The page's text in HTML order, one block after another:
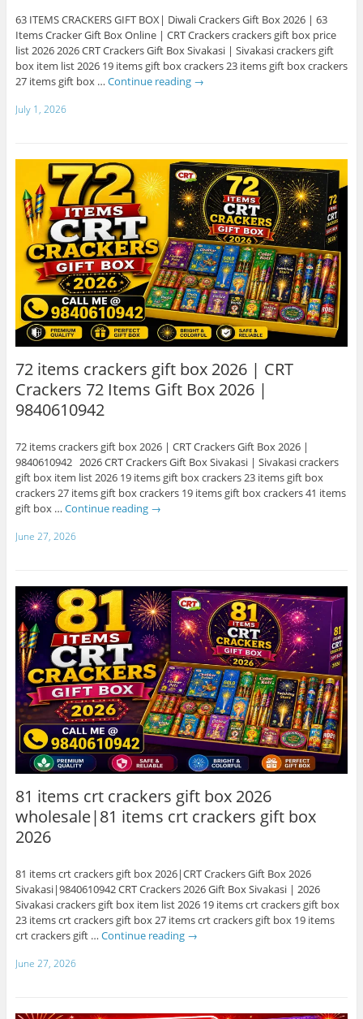
63 ITEMS CRACKERS GIFT BOX| Diwali Crackers Gift Box 2026 | 63
Items Cracker Gift Box Online | CRT Crackers crackers gift box price
list 2026 2026 CRT Crackers Gift Box Sivakasi | Sivakasi crackers gift
box item list 2026 19 items gift box crackers 23 items gift box crackers
27 items gift box … Continue reading →
July 1, 2026
72 items crackers gift box 2026 | CRT
Crackers 72 Items Gift Box 2026 |
9840610942
72 items crackers gift box 2026 | CRT Crackers Gift Box 2026 |
9840610942 2026 CRT Crackers Gift Box Sivakasi | Sivakasi crackers
gift box item list 2026 19 items gift box crackers 23 items gift box
crackers 27 items gift box crackers 19 items gift box crackers 41 items
gift box … Continue reading →
June 27, 2026
81 items crt crackers gift box 2026
wholesale|81 items crt crackers gift box
2026
81 items crt crackers gift box 2026|CRT Crackers Gift Box 2026
Sivakasi|9840610942 CRT Crackers 2026 Gift Box Sivakasi | 2026
Sivakasi crackers gift box item list 2026 19 items crt crackers gift box
23 items crt crackers gift box 27 items crt crackers gift box 19 items
crt crackers gift … Continue reading →
June 27, 2026